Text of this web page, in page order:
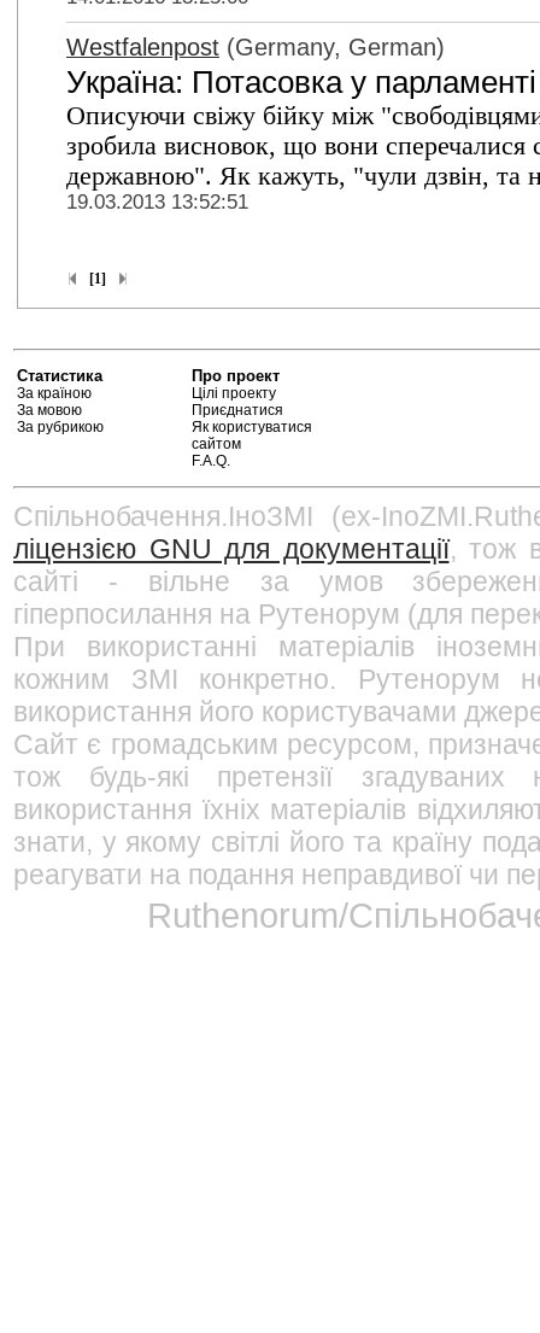
Westfalenpost (Germany, German)
Україна: Потаcовка у парламенті
Описуючи свіжу бійку між
зробила висновок, що вони сперечалися
державною". Як кажуть, "чули дзвін, та
19.03.2013 13:52:51
[1]
Статистика
За країною
За мовою
За рубрикою
Про проект
Цілі проекту
Приєднатися
Як користуватися
сайтом
F.A.Q.
Спільнобачення.ІноЗМІ (ex-
ліцензією GNU для документації, тож
сайті - вільне за умов
гіперпосилання на Рутенорум (для
При використанні матеріалів
кожним ЗМІ конкретно. Рутенорум
використання його користувачами
Сайт є громадським ресурсом,
тож будь-які претензії
використання їхніх матеріалів
знати, у якому світлі його та країну
реагувати на подання неправдивої чи
Ruthenorum/